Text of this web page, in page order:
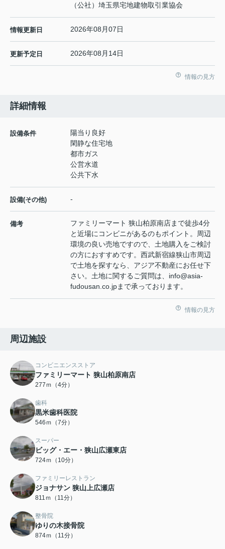
（公社）埼玉県宅地建物取引業協会
情報更新日 2026年08月07日
更新予定日 2026年08月14日
情報の見方
詳細情報
設備条件
陽当り良好
閑静な住宅地
都市ガス
公営水道
公共下水
設備(その他) -
備考
ファミリーマート 狭山柏原南店まで徒歩4分
と近場にコンビニがあるのもポイント。周辺
環境の良い売地ですので、土地購入をご検討
の方におすすめです。西武新宿線狭山市周辺
で土地を探すなら、アジア不動産にお任せ下
さい。土地に関するご質問は、info@asia-
fudousan.co.jpまで承っております。
情報の見方
周辺施設
コンビニエンスストア
ファミリーマート 狭山柏原南店
277ｍ（4分）
歯科
黒米歯科医院
546ｍ（7分）
スーパー
ビッグ・エー・狭山広瀬東店
724ｍ（10分）
ファミリーレストラン
ジョナサン 狭山上広瀬店
811ｍ（11分）
整骨院
ゆりの木接骨院
874ｍ（11分）